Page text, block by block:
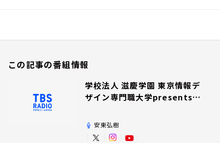
この記事の番組情報
学校法人 滋慶学園 東京情報デ
ザイン専門職大学presents夢
安東弘樹